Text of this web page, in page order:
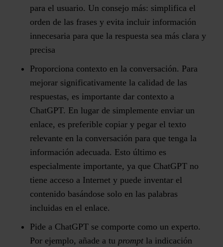
para el usuario. Un consejo más: simplifica el
orden de las frases y evita incluir información
innecesaria para que la respuesta sea más clara y
precisa
Proporciona contexto en la conversación. Para
mejorar significativamente la calidad de las
respuestas, es importante dar contexto a
ChatGPT. En lugar de simplemente enviar un
enlace, es preferible copiar y pegar el texto
relevante en la conversación para que tenga la
información adecuada. Esto último es
especialmente importante, ya que ChatGPT no
tiene acceso a Internet y puede inventar el
contenido basándose solo en las palabras
incluidas en el enlace.
Pide a ChatGPT se comporte como un experto.
Por ejemplo, añade a tu prompt la indicación